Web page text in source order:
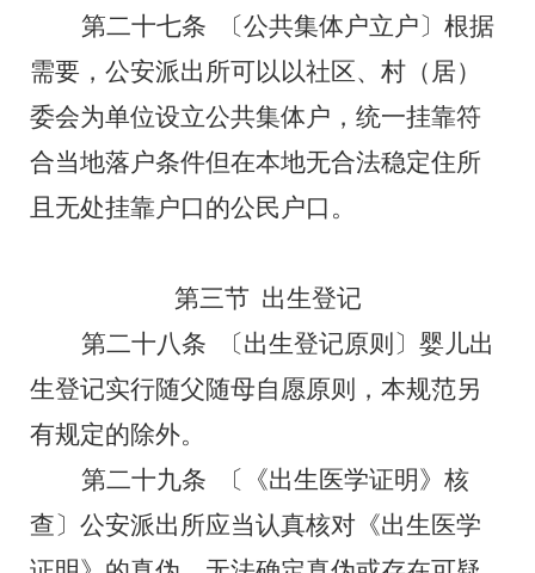
第二十七条
〔公共集体户立户〕根据
需要，公安派出所可以以社区、村（居）
委会为单位设立公共集体户，统一挂靠符
合当地落户条件但在本地无合法稳定住所
且无处挂靠户口的公民户口。
第三节 出生登记
第二十八条
〔出生登记原则〕婴儿出
生登记实行随父随母自愿原则，本规范另
有规定的除外。
第二十九条
〔《出生医学证明》核
查〕 公安派出所应当认真核对《出生医学